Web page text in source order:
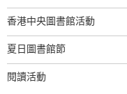
香港中央圖書館活動
夏日圖書館節
閱讀活動